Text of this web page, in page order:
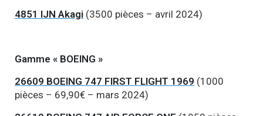
4851 IJN Akagi (3500 pièces – avril 2024)
Gamme « BOEING »
26609 BOEING 747 FIRST FLIGHT 1969 (1000
pièces – 69,90€ – mars 2024)